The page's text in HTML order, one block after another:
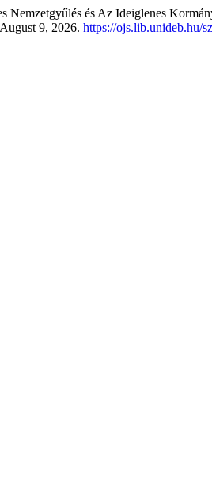
Nemzetgyűlés és Az Ideiglenes
9, 2026. https://ojs.lib.unideb.hu/